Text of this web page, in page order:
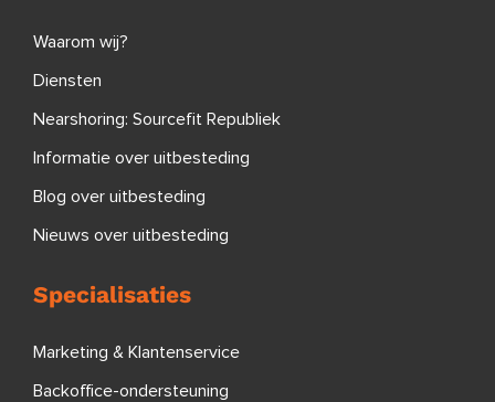
Waarom wij?
Diensten
Nearshoring: Sourcefit Republiek
Informatie over uitbesteding
Blog over uitbesteding
Nieuws over uitbesteding
Specialisaties
Marketing & Klantenservice
Backoffice-ondersteuning